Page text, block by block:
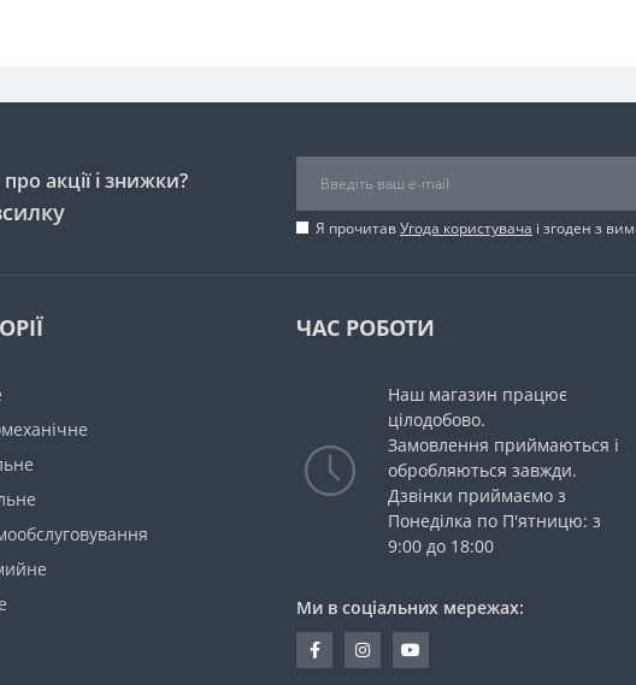
акції і знижки?
Я прочитавУгода користувача і згоден з
ЧАС РОБОТИ
Наш магазин працює
цілодобово.
Замовлення приймаються і
обробляються завжди.
Дзвінки приймаємо з
Понеділка по П'ятницю: з
9:00 до 18:00
Ми в соціальних мережах: